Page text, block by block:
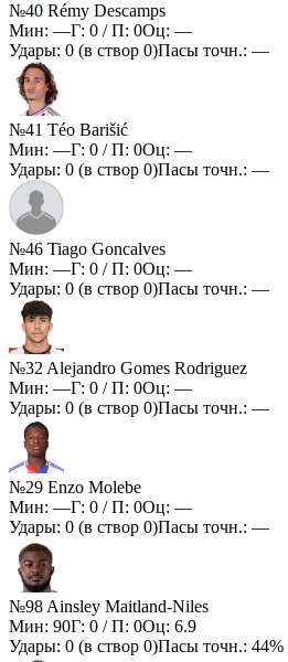
№40 Rémy Descamps
Мин: —Г: 0 / П: 0Оц: —
Удары: 0 (в створ 0)Пасы точн.: —
№41 Téo Barišić
Мин: —Г: 0 / П: 0Оц: —
Удары: 0 (в створ 0)Пасы точн.: —
№46 Tiago Goncalves
Мин: —Г: 0 / П: 0Оц: —
Удары: 0 (в створ 0)Пасы точн.: —
№32 Alejandro Gomes Rodriguez
Мин: —Г: 0 / П: 0Оц: —
Удары: 0 (в створ 0)Пасы точн.: —
№29 Enzo Molebe
Мин: —Г: 0 / П: 0Оц: —
Удары: 0 (в створ 0)Пасы точн.: —
№98 Ainsley Maitland-Niles
Мин: 90Г: 0 / П: 0Оц: 6.9
Удары: 0 (в створ 0)Пасы точн.: 44%